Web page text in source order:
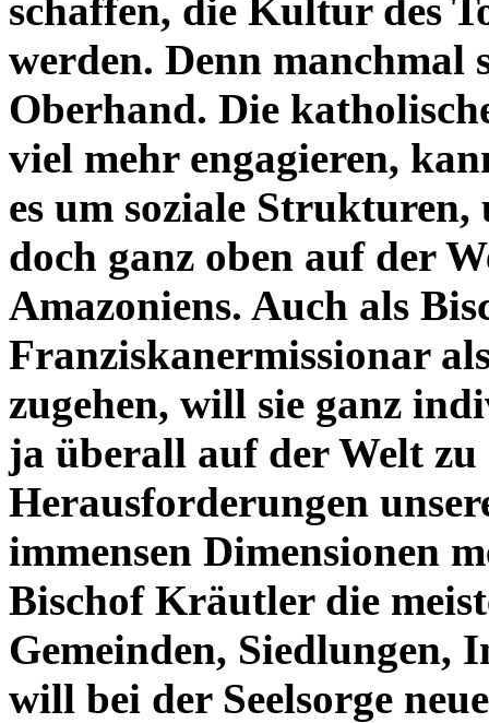
schaffen, die Kultur des
werden. Denn manchmal
Oberhand. Die
viel mehr engagieren,
es um soziale
doch ganz oben auf der
Amazoniens. Auch als
Franziskanermissionar
zugehen, will sie ganz
ja überall auf der Welt zu
Herausforderungen
immensen Dimensionen
Bischof Kräutler die
Gemeinden, Siedlungen,
will bei der Seelsorge